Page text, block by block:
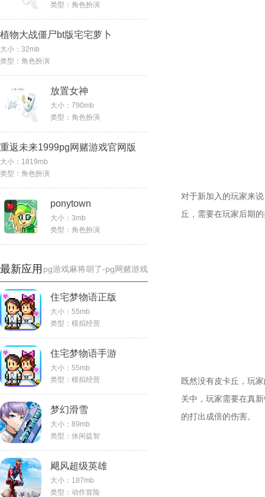
类型： 角色扮演
植物大战僵尸bt版宅宅萝卜
大小： 32mb
类型： 角色扮演
放置女神
大小： 790mb
类型： 角色扮演
重返未来1999pg网赌游戏官网版
大小： 1819mb
类型： 角色扮演
ponytown
大小： 3mb
类型： 角色扮演
pg游戏麻将胡了-pg网赌游戏
最新应用
住宅梦物语正版
大小：55mb
类型：模拟经营
住宅梦物语手游
大小：55mb
类型：模拟经营
梦幻滑雪
大小：89mb
类型：休闲益智
飓风超级英雄
大小：187mb
类型：动作冒险
对于新加入的玩家来
丘，需要在玩家后期
既然没有皮卡丘，玩
关中，玩家需要在真
的打出成倍的伤害。